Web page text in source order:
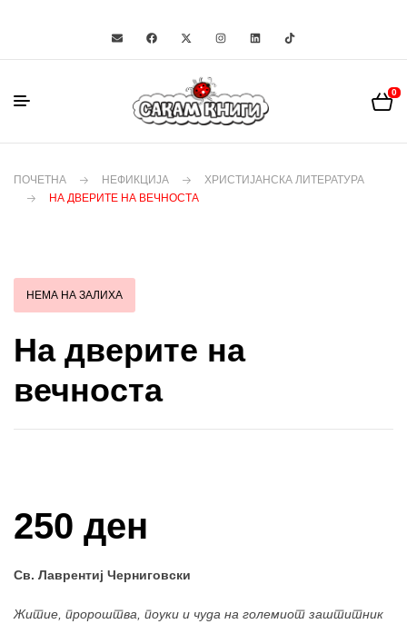
0
ПОЧЕТНА НЕФИКЦИЈА
ХРИСТИЈАНСКА ЛИТЕРАТУРА
НА ДВЕРИТЕ НА ВЕЧНОСТА
НЕМА НА ЗАЛИХА
На дверите на
вечноста
250 ден
Св. Лаврентиј Черниговски
Житие, пророштва, поуки и чуда на големиот заштитник